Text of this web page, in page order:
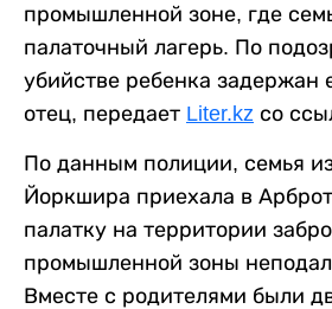
промышленной зоне, где
палаточный лагерь. По
убийстве ребенка задержан
отец, передает Liter.kz со
По данным полиции, семья
Йоркшира приехала в
палатку на территории
промышленной зоны
Вместе с родителями были